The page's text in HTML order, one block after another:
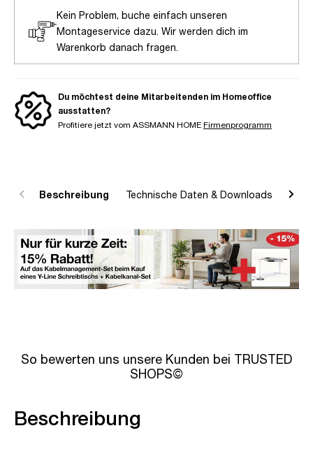
Kein Problem, buche einfach unseren
Montageservice dazu. Wir werden dich im
Warenkorb danach fragen.
Du möchtest deine Mitarbeitenden im Homeoffice
ausstatten?
Profitiere jetzt vom ASSMANN HOME Firmenprogramm
Beschreibung Technische Daten & Downloads
So bewerten uns unsere Kunden bei TRUSTED
SHOPS©
Beschreibung